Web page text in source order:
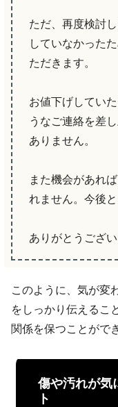
ただ、再度検討
していなかった
ただきます。
お値下げしてい
うなご連絡を差
ありません。
また機会があれ
れません。今後
ありがとうござい
このように、気が変
をしっかり伝えるこ
関係を保つことがで
傷や汚れが気
ト